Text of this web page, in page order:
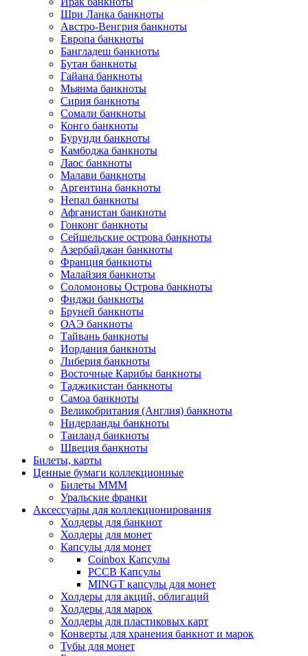
Шри Ланка банкноты
Австро-Венгрия банкноты
Европа банкноты
Бангладеш банкноты
Бутан банкноты
Гайана банкноты
Мьянма банкноты
Сирия банкноты
Сомали банкноты
Конго банкноты
Бурунди банкноты
Камбоджа банкноты
Лаос банкноты
Малави банкноты
Аргентина банкноты
Непал банкноты
Афганистан банкноты
Гонконг банкноты
Сейшельские острова банкноты
Азербайджан банкноты
Франция банкноты
Малайзия банкноты
Соломоновы Острова банкноты
Фиджи банкноты
Бруней банкноты
ОАЭ банкноты
Тайвань банкноты
Иордания банкноты
Либерия банкноты
Восточные Карибы банкноты
Таджикистан банкноты
Самоа банкноты
Великобритания (Англия) банкноты
Нидерланды банкноты
Таиланд банкноты
Швеция банкноты
Билеты, карты
Ценные бумаги коллекционные
Билеты МММ
Уральские франки
Аксессуары для коллекционирования
Холдеры для банкнот
Холдеры для монет
Капсулы для монет
Coinbox Капсулы
РССВ Капсулы
MINGT капсулы для монет
Холдеры для акций, облигаций
Холдеры для марок
Холдеры для пластиковых карт
Конверты для хранения банкнот и марок
Тубы для монет